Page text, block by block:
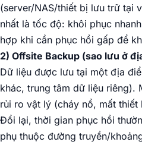
(server/NAS/thiết bị lưu trữ tại
nhất là tốc độ: khôi phục
hợp khi cần phục hồi gấp để
2) Offsite Backup (sao lưu ở
Dữ liệu được lưu tại một địa
khác, trung tâm dữ liệu riêng).
rủi ro vật lý (cháy nổ, mất
Đổi lại, thời gian phục hồi
phụ thuộc đường truyền/